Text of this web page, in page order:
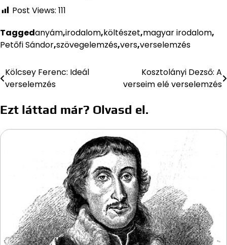
Post Views: 111
Taggedanyám,irodalom,költészet,magyar irodalom,
Petőfi Sándor,szövegelemzés,vers,verselemzés
Bejegyzés
Kölcsey Ferenc: Ideál
verselemzés
Kosztolányi Dezső: A
verseim elé verselemzés
Ezt láttad már? Olvasd el.